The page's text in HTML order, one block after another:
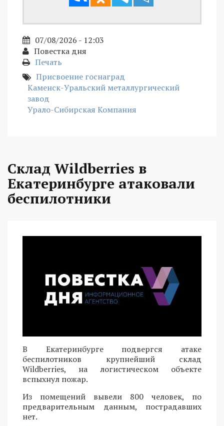
07/08/2026 - 12:03
Повестка дня
Печать
Присвоение госнаград
Каменск-Уральский металлургический
завод
Урало-Сибирская Компания
Склад Wildberries в
Екатеринбурге атаковали
беспилотники
В Екатеринбурге подвергся атаке
беспилотников крупнейший склад
Wildberries, на логистическом объекте
вспыхнул пожар.
Из помещений вывели 800 человек, по
предварительным данным, пострадавших
нет.